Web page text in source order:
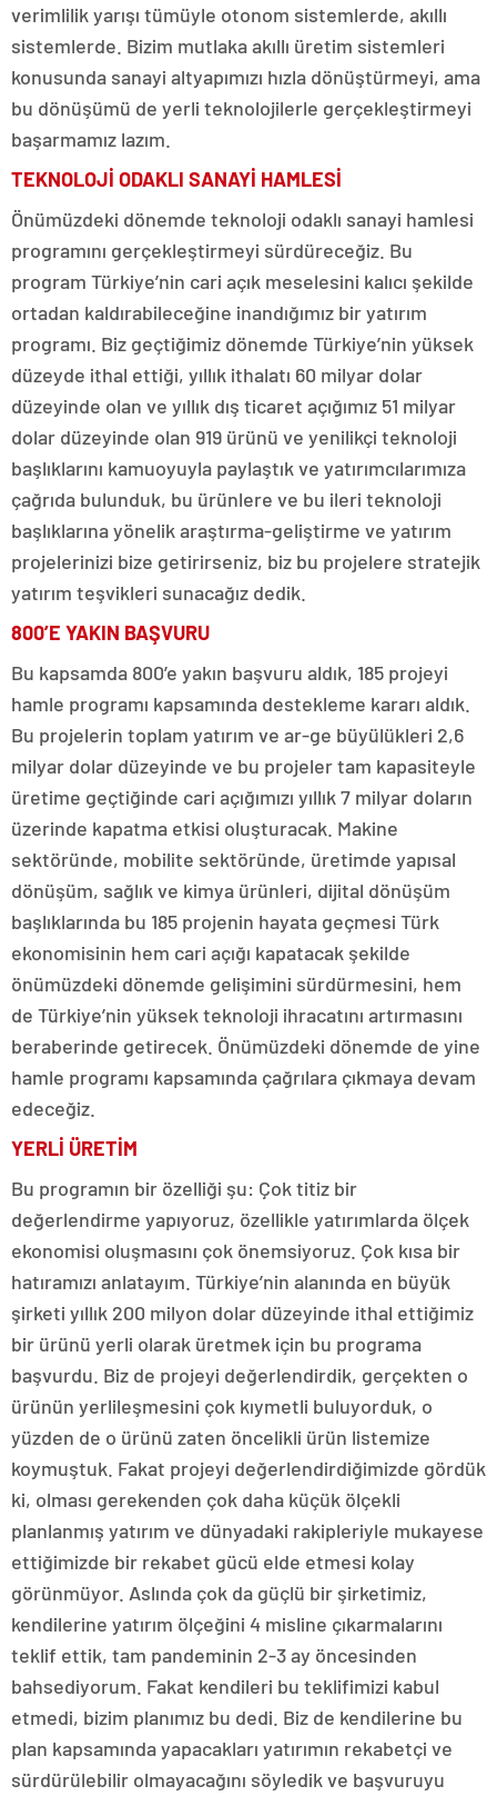
verimlilik yarışı tümüyle otonom sistemlerde, akıllı
sistemlerde. Bizim mutlaka akıllı üretim sistemleri
konusunda sanayi altyapımızı hızla dönüştürmeyi, ama
bu dönüşümü de yerli teknolojilerle gerçekleştirmeyi
başarmamız lazım.
TEKNOLOJİ ODAKLI SANAYİ HAMLESİ
Önümüzdeki dönemde teknoloji odaklı sanayi hamlesi
programını gerçekleştirmeyi sürdüreceğiz. Bu
program Türkiye’nin cari açık meselesini kalıcı şekilde
ortadan kaldırabileceğine inandığımız bir yatırım
programı. Biz geçtiğimiz dönemde Türkiye’nin yüksek
düzeyde ithal ettiği, yıllık ithalatı 60 milyar dolar
düzeyinde olan ve yıllık dış ticaret açığımız 51 milyar
dolar düzeyinde olan 919 ürünü ve yenilikçi teknoloji
başlıklarını kamuoyuyla paylaştık ve yatırımcılarımıza
çağrıda bulunduk, bu ürünlere ve bu ileri teknoloji
başlıklarına yönelik araştırma-geliştirme ve yatırım
projelerinizi bize getirirseniz, biz bu projelere stratejik
yatırım teşvikleri sunacağız dedik.
800’E YAKIN BAŞVURU
Bu kapsamda 800’e yakın başvuru aldık, 185 projeyi
hamle programı kapsamında destekleme kararı aldık.
Bu projelerin toplam yatırım ve ar-ge büyülükleri 2,6
milyar dolar düzeyinde ve bu projeler tam kapasiteyle
üretime geçtiğinde cari açığımızı yıllık 7 milyar doların
üzerinde kapatma etkisi oluşturacak. Makine
sektöründe, mobilite sektöründe, üretimde yapısal
dönüşüm, sağlık ve kimya ürünleri, dijital dönüşüm
başlıklarında bu 185 projenin hayata geçmesi Türk
ekonomisinin hem cari açığı kapatacak şekilde
önümüzdeki dönemde gelişimini sürdürmesini, hem
de Türkiye’nin yüksek teknoloji ihracatını artırmasını
beraberinde getirecek. Önümüzdeki dönemde de yine
hamle programı kapsamında çağrılara çıkmaya devam
edeceğiz.
YERLİ ÜRETİM
Bu programın bir özelliği şu: Çok titiz bir
değerlendirme yapıyoruz, özellikle yatırımlarda ölçek
ekonomisi oluşmasını çok önemsiyoruz. Çok kısa bir
hatıramızı anlatayım. Türkiye’nin alanında en büyük
şirketi yıllık 200 milyon dolar düzeyinde ithal ettiğimiz
bir ürünü yerli olarak üretmek için bu programa
başvurdu. Biz de projeyi değerlendirdik, gerçekten o
ürünün yerlileşmesini çok kıymetli buluyorduk, o
yüzden de o ürünü zaten öncelikli ürün listemize
koymuştuk. Fakat projeyi değerlendirdiğimizde gördük
ki, olması gerekenden çok daha küçük ölçekli
planlanmış yatırım ve dünyadaki rakipleriyle mukayese
ettiğimizde bir rekabet gücü elde etmesi kolay
görünmüyor. Aslında çok da güçlü bir şirketimiz,
kendilerine yatırım ölçeğini 4 misline çıkarmalarını
teklif ettik, tam pandeminin 2-3 ay öncesinden
bahsediyorum. Fakat kendileri bu teklifimizi kabul
etmedi, bizim planımız bu dedi. Biz de kendilerine bu
plan kapsamında yapacakları yatırımın rekabetçi ve
sürdürülebilir olmayacağını söyledik ve başvuruyu